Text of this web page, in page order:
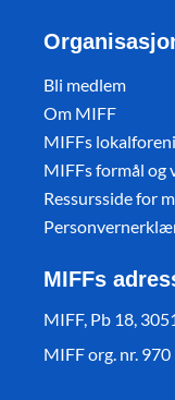
Bli medlem
Om MIFF
MIFFs
MIFFs formål og
Ressursside for
MIFFs
MIFF, Pb 18,
MIFF org. nr.